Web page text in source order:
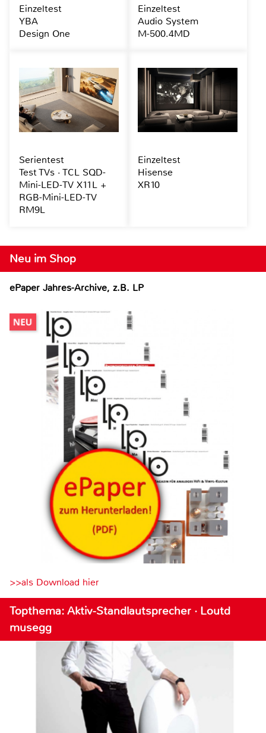
Neu im Shop
ePaper Jahres-Archive, z.B. LP
>>als Download hier
Topthema: Aktiv-Standlautsprecher · Loutd
musegg
Einzeltest
YBA
Design One
Einzeltest
Audio System
M-500.4MD
Serientest
Test TVs · TCL SQD-
Mini-LED-TV X11L +
RGB-Mini-LED-TV
RM9L
Einzeltest
Hisense
XR10